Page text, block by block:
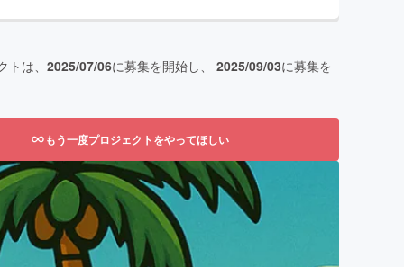
は、 2025/07/06に募集を開始し、 2025/09/03に募集を
もう一度プロジェクトをやってほしい